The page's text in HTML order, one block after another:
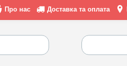
Про нас Доставка та оплата